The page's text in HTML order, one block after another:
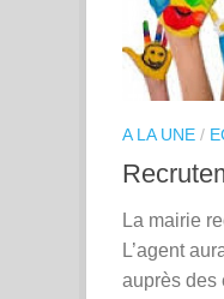
A LA UNE /
La mairie
L’agent
auprès des